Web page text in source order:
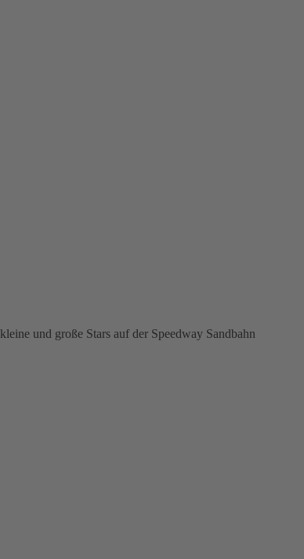
kleine und große Stars auf der Speedway Sandbahn